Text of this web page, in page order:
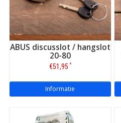
ABUS discusslot / hangslot
20-80
€51,95 *
Informatie